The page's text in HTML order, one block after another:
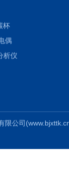
杯
偶
析仪
限公司